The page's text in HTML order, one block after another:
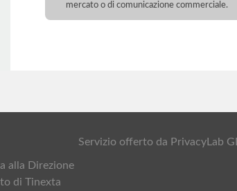
mercato o di comunicazione commerciale.
alla Direzione
di Tinexta
Servizio offerto da PrivacyLab